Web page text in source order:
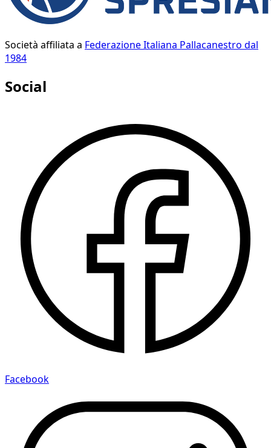
Società affiliata a Federazione Italiana Pallacanestro dal
1984
Social
Facebook